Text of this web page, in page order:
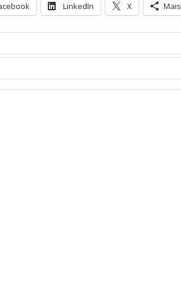
LinkedIn X Mais